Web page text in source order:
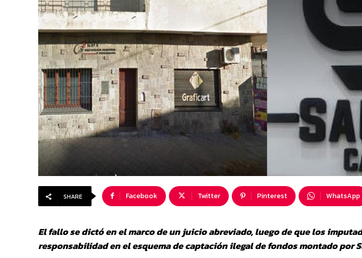
SHARE Facebook Twitter Pinterest WhatsApp
El fallo se dictó en el marco de un juicio abreviado, luego de que los
responsabilidad en el esquema de captación ilegal de fondos montado por